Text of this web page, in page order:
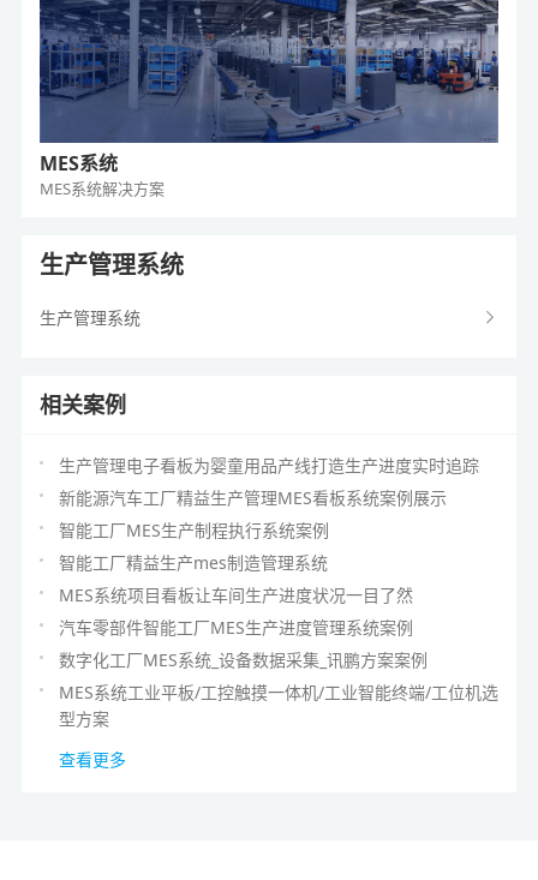
MES系统
MES系统解决方案
生产管理系统
生产管理系统
相关案例
生产管理电子看板为婴童用品产线打造生产进度实时追踪
新能源汽车工厂精益生产管理MES看板系统案例展示
智能工厂MES生产制程执行系统案例
智能工厂精益生产mes制造管理系统
MES系统项目看板让车间生产进度状况一目了然
汽车零部件智能工厂MES生产进度管理系统案例
数字化工厂MES系统_设备数据采集_讯鹏方案案例
MES系统工业平板/工控触摸一体机/工业智能终端/工位机选
型方案
查看更多